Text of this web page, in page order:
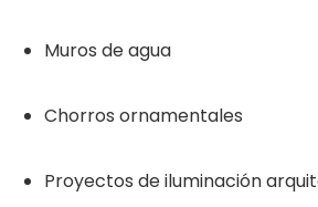
Muros de agua
Chorros ornamentales
Proyectos de iluminación